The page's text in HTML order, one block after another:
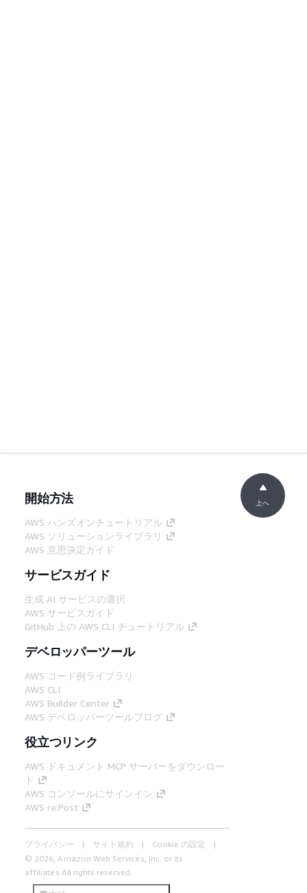
開始方法
AWS ハンズオンチュートリアル
AWS ソリューションライブラリ
AWS 意思決定ガイド
サービスガイド
生成 AI サービスの選択
AWS サービスガイド
GitHub 上の AWS CLI チュートリアル
デベロッパーツール
AWS コード例ライブラリ
AWS CLI
AWS Builder Center
AWS デベロッパーツールブログ
役立つリンク
AWS ドキュメント MCP サーバーをダウンロー
ド
AWS コンソールにサインイン
AWS re:Post
プライバシー サイト規約
Cookie の設定
© 2026, Amazon Web Services, Inc. or its
affiliates.All rights reserved.
上へ